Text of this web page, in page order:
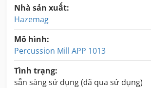
Nhà sản xuất:
Hazemag
Mô hình:
Percussion Mill APP 1013
Tình trạng:
sẵn sàng sử dụng (đã qua sử dụng)